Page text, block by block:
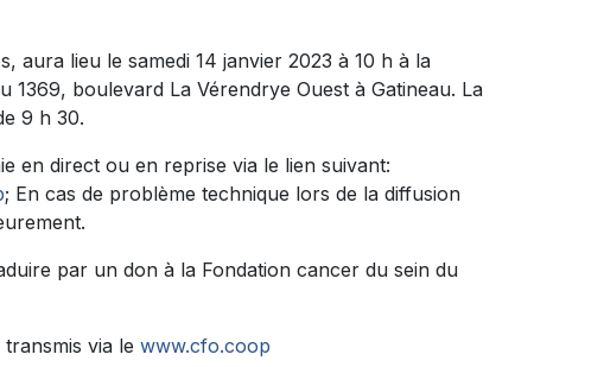
aura lieu le samedi 14 janvier 2023 à 10 h à la
boulevard La Vérendrye Ouest à Gatineau. La
9 h 30.
en direct ou en reprise via le lien suivant:
; En cas de problème technique lors de la diffusion
par un don à la Fondation cancer du sein du
via le www.cfo.coop